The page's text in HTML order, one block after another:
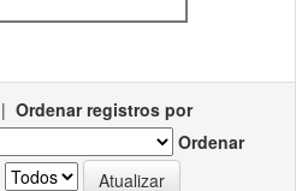
| Ordenar registros por
Ordenar